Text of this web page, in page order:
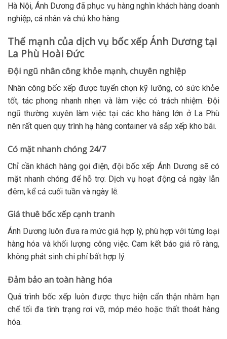
Hà Nội, Ánh Dương đã phục vụ hàng nghìn khách hàng doanh
nghiệp, cá nhân và chủ kho hàng.
Thế mạnh của dịch vụ bốc xếp Ánh Dương tại
La Phù Hoài Đức
Đội ngũ nhân công khỏe mạnh, chuyên nghiệp
Nhân công bốc xếp được tuyển chọn kỹ lưỡng, có sức khỏe
tốt, tác phong nhanh nhẹn và làm việc có trách nhiệm. Đội
ngũ thường xuyên làm việc tại các kho hàng lớn ở La Phù
nên rất quen quy trình hạ hàng container và sắp xếp kho bãi.
Có mặt nhanh chóng 24/7
Chỉ cần khách hàng gọi điện, đội bốc xếp Ánh Dương sẽ có
mặt nhanh chóng để hỗ trợ. Dịch vụ hoạt động cả ngày lẫn
đêm, kể cả cuối tuần và ngày lễ.
Giá thuê bốc xếp cạnh tranh
Ánh Dương luôn đưa ra mức giá hợp lý, phù hợp với từng loại
hàng hóa và khối lượng công việc. Cam kết báo giá rõ ràng,
không phát sinh chi phí bất hợp lý.
Đảm bảo an toàn hàng hóa
Quá trình bốc xếp luôn được thực hiện cẩn thận nhằm hạn
chế tối đa tình trạng rơi vỡ, móp méo hoặc thất thoát hàng
hóa.